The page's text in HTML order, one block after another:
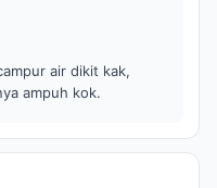
air dikit kak,
ampuh kok.